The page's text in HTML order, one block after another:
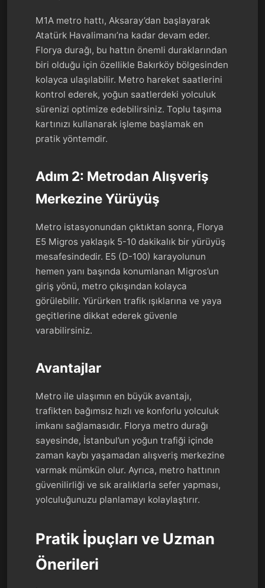
M1A metro hattı, Aksaray’dan başlayarak
Atatürk Havalimanı’na kadar devam eder.
Florya durağı, bu hattın önemli duraklarından
biri olduğu için özellikle Bakırköy bölgesinden
kolayca ulaşılabilir. Metro hareket saatlerini
kontrol ederek, yoğun saatlerdeki yolculuk
sürenizi optimize edebilirsiniz. Toplu taşıma
kartınızı kullanarak işleme başlamak en
pratik yöntemdir.
Adım 2: Metrodan Alışveriş
Merkezine Yürüyüş
Metro istasyonundan çıktıktan sonra, Florya
E5 Migros yaklaşık 5-10 dakikalık bir yürüyüş
mesafesindedir. E5 (D-100) karayolunun
hemen yanı başında konumlanan Migros’un
giriş yönü, metro çıkışından kolayca
görülebilir. Yürürken trafik ışıklarına ve yaya
geçitlerine dikkat ederek güvenle
varabilirsiniz.
Avantajlar
Metro ile ulaşımın en büyük avantajı,
trafikten bağımsız hızlı ve konforlu yolculuk
imkanı sağlamasıdır. Florya metro durağı
sayesinde, İstanbul’un yoğun trafiği içinde
zaman kaybı yaşamadan alışveriş merkezine
varmak mümkün olur. Ayrıca, metro hattının
güvenilirliği ve sık aralıklarla sefer yapması,
yolculuğunuzu planlamayı kolaylaştırır.
Pratik İpuçları ve Uzman
Önerileri